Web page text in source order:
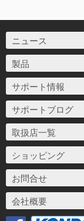
ニュース
製品
サポート情報
サポートブログ
取扱店一覧
ショッピング
お問合せ
会社概要